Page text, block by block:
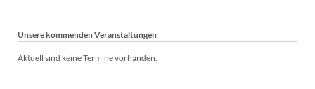
Unsere kommenden Veranstaltungen
Aktuell sind keine Termine vorhanden.